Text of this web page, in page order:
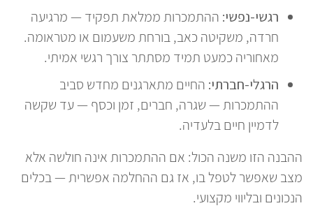
רגשי-נפשי: ההתמכרות ממלאת תפקיד — מרגיעה
חרדה, משקיטה כאב, בורחת משעמום או מטראומה.
מאחוריה כמעט תמיד מסתתר צורך רגשי אמיתי.
הרגלי-חברתי: החיים מתארגנים מחדש סביב
ההתמכרות — שגרה, חברים, זמן וכסף — עד שקשה
לדמיין חיים בלעדיה.
ההבנה הזו משנה הכול: אם ההתמכרות אינה חולשה אלא
מצב שאפשר לטפל בו, אז גם ההחלמה אפשרית — בכלים
הנכונים ובליווי מקצועי.